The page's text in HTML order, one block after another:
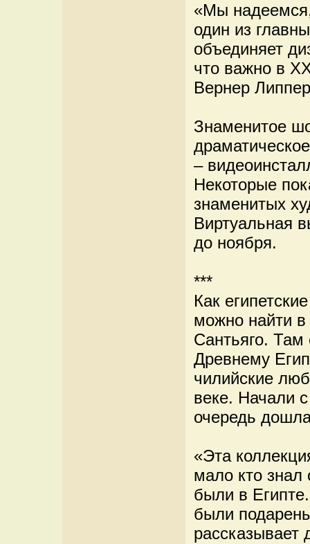
«Мы
один из
объединяет
что важно в
Вернер
Знаменитое
–
Некоторые
знаменитых
Виртуальная
до ноября.
***
Как
можно найти в
Сантьяго. Там
Древнему
чилийские
веке. Начали
очередь
«Эта
мало кто знал
были в
были
рассказывает